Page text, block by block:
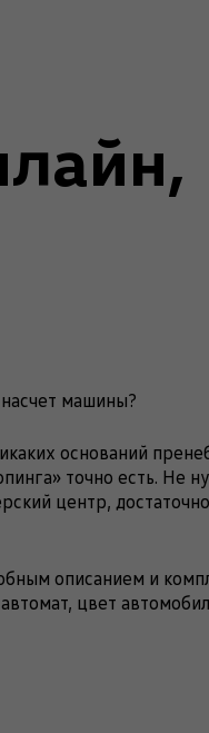
машины?
оснований
точно есть. Не
центр,
описанием и
цвет